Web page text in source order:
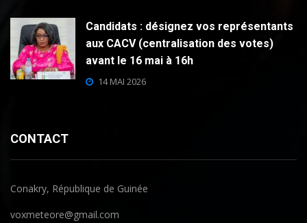
Candidats : désignez vos représentants
aux CACV (centralisation des votes)
avant le 16 mai à 16h
14 MAI 2026
CONTACT
Conakry, République de Guinée
voxmeteore@gmail.com